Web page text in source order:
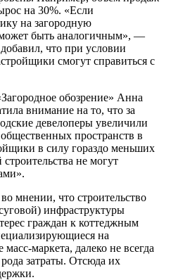
на 30%. «Если
на загородную
может быть аналогичным», —
что при условии
смогут справиться с
обозрение» Анна
внимание на то, что за
девелоперы увеличили
пространств в
в силу гораздо меньших
не могут
мнении, что строительство
инфраструктуры
граждан к коттеджным
на
маркета, далеко не всегда
рода затраты. Отсюда их